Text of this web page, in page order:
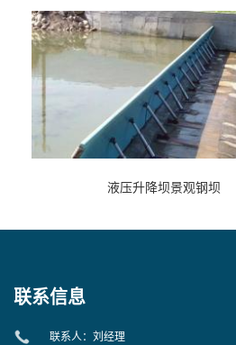
液压升降坝景观钢坝
联系信息
联系人：刘经理